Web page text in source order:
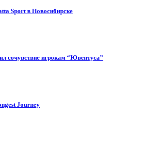
Sport в Новосибирске
сочувствие игрокам “Ювентуса”
Journey